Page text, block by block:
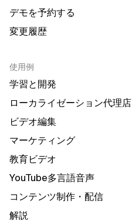
デモを予約する
変更履歴
使用例
学習と開発
ローカライゼーション代理店
ビデオ編集
マーケティング
教育ビデオ
YouTube多言語音声
コンテンツ制作・配信
解説